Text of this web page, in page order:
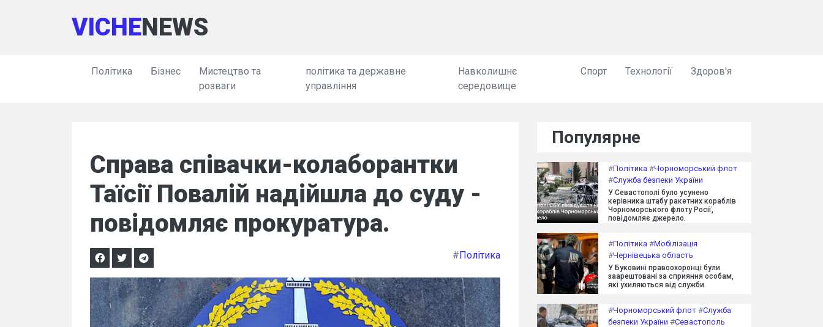
VICHENEWS
Політика Бізнес
Мистецтво та
розваги
політика та державне
управління
Навколишнє
середовище
Спорт Технології Здоров'я
Справа співачки-колаборантки
Таїсії Повалій надійшла до суду -
повідомляє прокуратура.
#Політика
Популярне
#Політика #Чорноморський флот
#Служба безпеки України
У Севастополі було усунено
керівника штабу ракетних кораблів
Чорноморського флоту Росії,
повідомляє джерело.
#Політика #Мобілізація
#Чернівецька область
У Буковині правоохоронці були
заарештовані за сприяння особам,
які ухиляються від служби.
#Чорноморський флот #Служба
безпеки України #Севастополь